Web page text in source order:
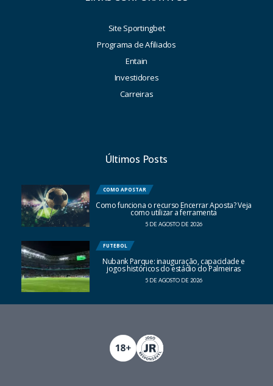
Site Sportingbet
Programa de Afiliados
Entain
Investidores
Carreiras
Últimos Posts
COMO APOSTAR
Como funciona o recurso Encerrar Aposta? Veja
como utilizar a ferramenta
5 DE AGOSTO DE 2026
FUTEBOL
Nubank Parque: inauguração, capacidade e
jogos históricos do estádio do Palmeiras
5 DE AGOSTO DE 2026